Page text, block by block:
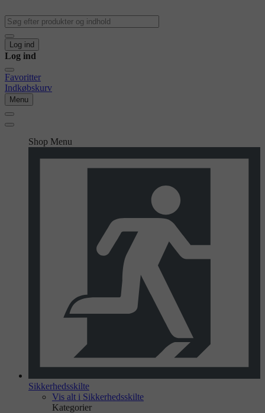
Log ind
Log ind
Favoritter
Indkøbskurv
Menu
Shop Menu
Sikkerhedsskilte
Vis alt i Sikkerhedsskilte
Kategorier